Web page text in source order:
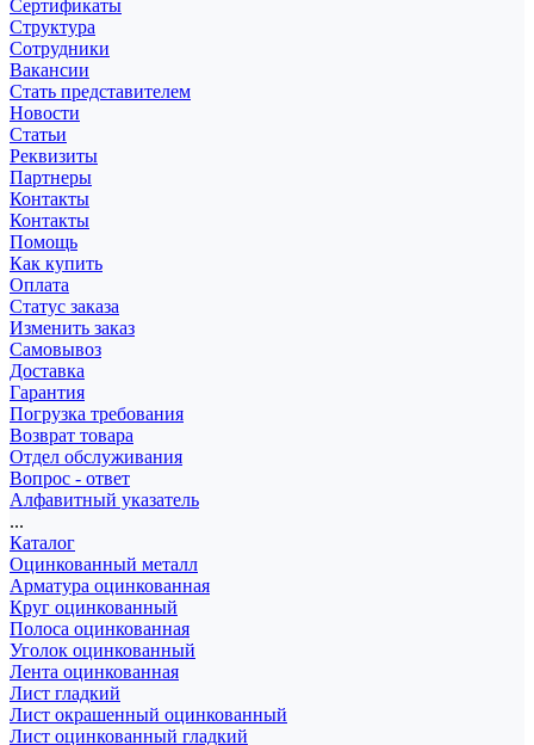
Сертификаты
Структура
Сотрудники
Вакансии
Стать представителем
Новости
Статьи
Реквизиты
Партнеры
Контакты
Контакты
Помощь
Как купить
Оплата
Статус заказа
Изменить заказ
Самовывоз
Доставка
Гарантия
Погрузка требования
Возврат товара
Отдел обслуживания
Вопрос - ответ
Алфавитный указатель
...
Каталог
Оцинкованный металл
Арматура оцинкованная
Круг оцинкованный
Полоса оцинкованная
Уголок оцинкованный
Лента оцинкованная
Лист гладкий
Лист окрашенный оцинкованный
Лист оцинкованный гладкий